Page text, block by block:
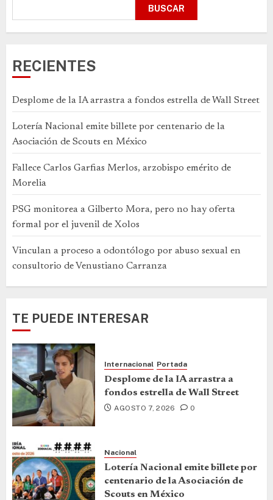
BUSCAR
RECIENTES
Desplome de la IA arrastra a fondos estrella de Wall Street
Lotería Nacional emite billete por centenario de la
Asociación de Scouts en México
Fallece Carlos Garfias Merlos, arzobispo emérito de
Morelia
PSG monitorea a Gilberto Mora, pero no hay oferta
formal por el juvenil de Xolos
Vinculan a proceso a odontólogo por abuso sexual en
consultorio de Venustiano Carranza
TE PUEDE INTERESAR
Internacional Portada
Desplome de la IA arrastra a
fondos estrella de Wall Street
AGOSTO 7, 2026 0
Nacional
Lotería Nacional emite billete por
centenario de la Asociación de
Scouts en México